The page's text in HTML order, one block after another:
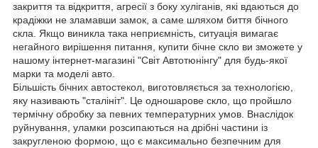
закриття та відкриття, агресії з боку хуліганів, які вдаються до
крадіжки не зламавши замок, а саме шляхом биття бічного
скла. Якщо виникла така неприємність, ситуація вимагає
негайного вирішення питання, купити бічне скло ви зможете у
нашому інтернет-магазині "Світ Автотюнінгу" для будь-якої
марки та моделі авто.
Більшість бічних автостекол, виготовляється за технологією,
яку називають "сталініт". Це одношарове скло, що пройшло
термічну обробку за певних температурних умов. Внаслідок
руйнування, уламки розсипаються на дрібні частини із
закругленою формою, що є максимально безпечним для